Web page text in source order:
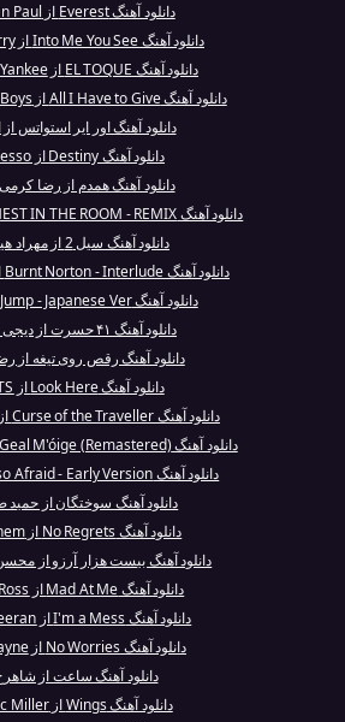
دانلود آهنگ Everest از Sean Paul
دانلود آهنگ Into Me You See از Katy Perry
دانلود آهنگ EL TOQUE از Daddy Yankee
دانلود آهنگ All I Have to Give از Backstreet Boys
دانلود آهنگ اور ایر استواتس از
دانلود آهنگ Destiny از Alesso
دانلود آهنگ همدم از رضا کرمی
دانلود آهنگ HIGHEST IN THE ROOM - REMIX از Trav...
دانلود آهنگ سیل 2 از مهراد هیدن
دانلود آهنگ Burnt Norton - Interlude از Lana De...
دانلود آهنگ Jump - Japanese Ver. از BTS
دانلود آهنگ ۴۱ حسرت از دیجی پانی
دانلود آهنگ رقص روی تیغه از
دانلود آهنگ Look Here از BTS
دانلود آهنگ Curse of the Traveller از Chris Rea
دانلود آهنگ Na Laetha Geal M'óige (Remastered) ...
دانلود آهنگ I'm so Afraid - Early Version از Fl...
دانلود آهنگ سوختگان از
دانلود آهنگ No Regrets از Eminem
دانلود آهنگ بیست هزار آرزو از
دانلود آهنگ Mad At Me از Josh Ross
دانلود آهنگ I'm a Mess از Ed Sheeran
دانلود آهنگ No Worries از Lil Wayne
دانلود آهنگ ساعت از
دانلود آهنگ Wings از Mac Miller